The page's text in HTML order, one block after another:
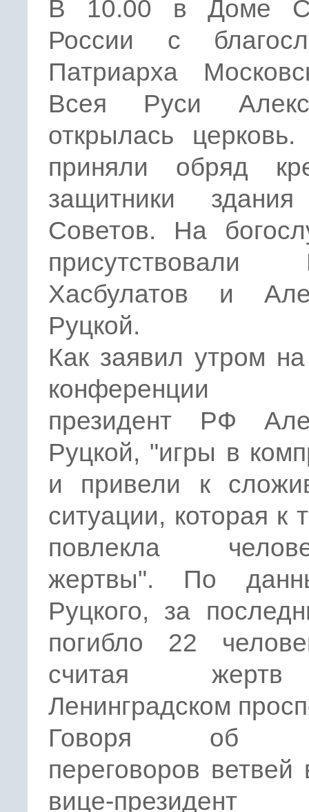
В 10.00 в Доме
России с
Патриарха
Всея Руси
открылась
приняли обряд
защитники
Советов. На
присутствовали
Хасбулатов и
Руцкой.
Как заявил утром
конференции
президент РФ
Руцкой, "игры в
и привели к
ситуации, которая к
повлекла
жертвы". По
Руцкого, за
погибло 22
считая
Ленинградском
Говоря об
переговоров ветвей
вице-президент